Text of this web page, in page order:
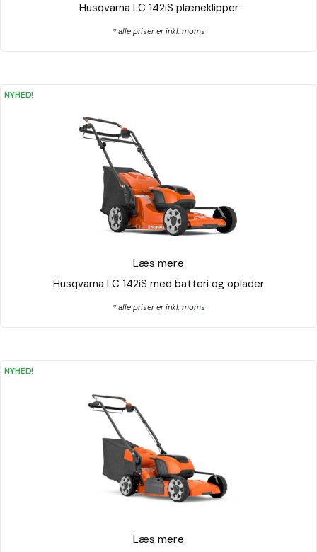
Husqvarna LC 142iS plæneklipper
* alle priser er inkl. moms
Husqvarna LC 142iS med batteri og oplader
Læs mere
NYHED!
* alle priser er inkl. moms
Læs mere
NYHED!